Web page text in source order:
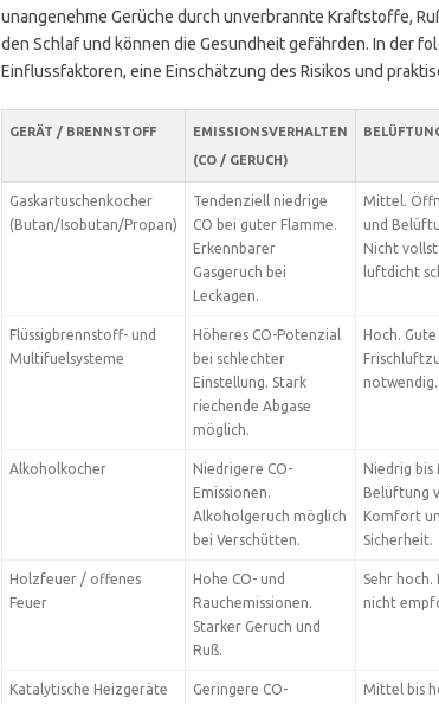
unangenehme Gerüche durch unverbrannte Kraftstoffe,
den Schlaf und können die Gesundheit gefährden. In der
Einflussfaktoren, eine Einschätzung des Risikos und
GERÄT / BRENNSTOFF
EMISSIONSVERHALTEN
(CO / GERUCH)
Gaskartuschenkocher
(Butan/Isobutan/Propan)
Tendenziell niedrige
CO bei guter Flamme.
Erkennbarer
Gasgeruch bei
Leckagen.
Mittel.
und
Nicht
luftdicht
Flüssigbrennstoff- und
Multifuelsysteme
Höheres CO-Potenzial
bei schlechter
Einstellung. Stark
riechende Abgase
möglich.
Hoch. Gute
notwendig.
Alkoholkocher
Niedrigere CO-
Emissionen.
Alkoholgeruch möglich
bei Verschütten.
Niedrig bis
Belüftung
Komfort
Sicherheit.
Holzfeuer / offenes
Feuer
Hohe CO- und
Rauchemissionen.
Starker Geruch und
Ruß.
Sehr hoch.
nicht
Katalytische Heizgeräte
Geringere CO-
Mittel bis